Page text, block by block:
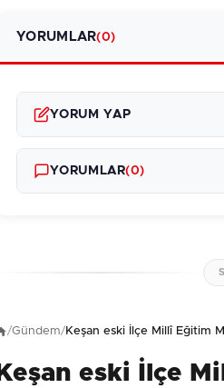
YORUMLAR(0)
YORUM YAP
Güvenlik Sorusu: 4 + 5 = ?
YORUMLAR(0)
/Gündem/Keşan eski İlçe Millî Eğitim
Keşan eski İlçe